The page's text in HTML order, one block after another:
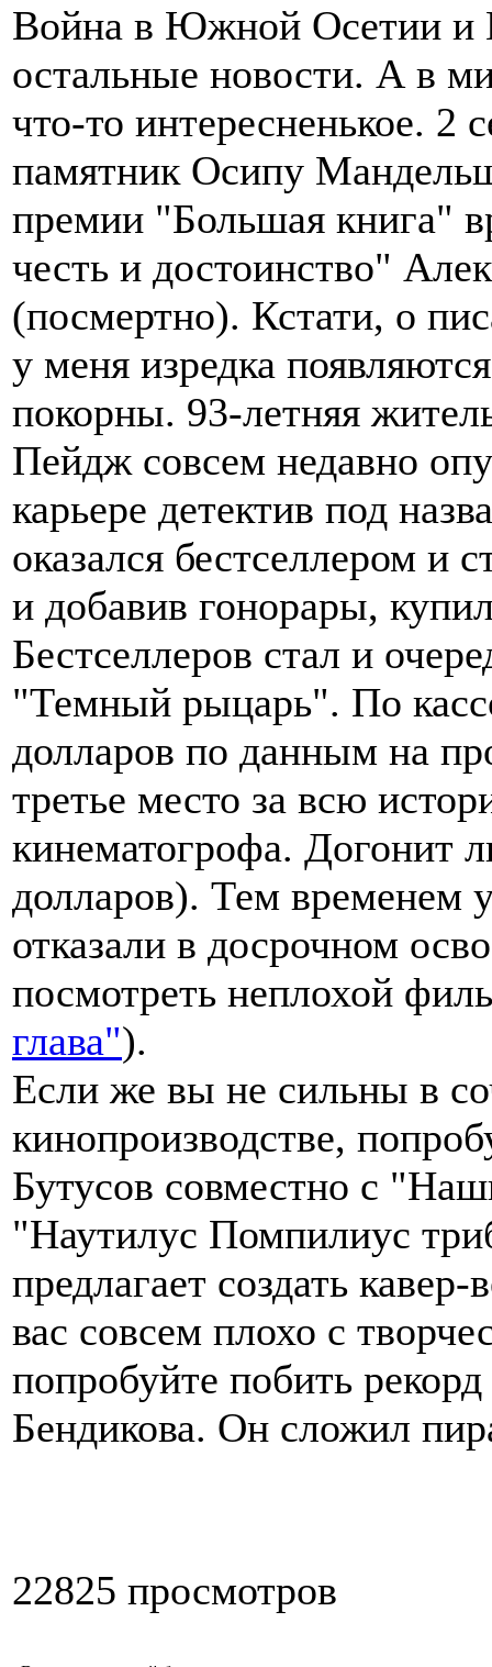
Война в Южной Осетии и
остальные новости. А в
что-то интересненькое. 2
памятник Осипу
премии "Большая книга"
честь и достоинство"
(посмертно). Кстати, о
у меня изредка
покорны. 93-летняя
Пейдж совсем недавно
карьере детектив под
оказался бестселлером и
и добавив гонорары,
Бестселлеров стал и
"Темный рыцарь". По
долларов по данным на
третье место за всю
кинематогрофа. Догонит
долларов). Тем временем
отказали в досрочном
посмотреть неплохой
глава").
Если же вы не сильны в
кинопроизводстве,
Бутусов совместно с
"Наутилус Помпилиус
предлагает создать
вас совсем плохо с
попробуйте побить
Бендикова. Он сложил
22825 просмотров